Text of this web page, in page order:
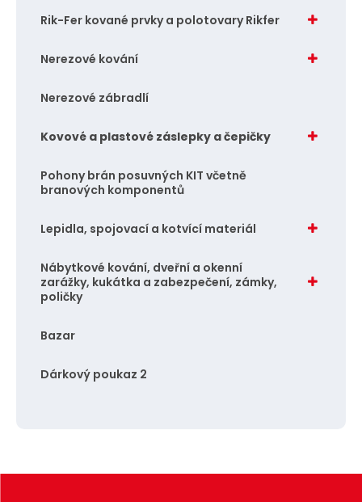
Rik-Fer kované prvky a polotovary Rikfer
Nerezové kování
Nerezové zábradlí
Kovové a plastové záslepky a čepičky
Pohony brán posuvných KIT včetně
branových komponentů
Lepidla, spojovací a kotvící materiál
Nábytkové kování, dveřní a okenní
zarážky, kukátka a zabezpečení, zámky,
poličky
Bazar
Dárkový poukaz 2